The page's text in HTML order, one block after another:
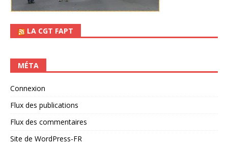
LA CGT FAPT
MÉTA
Connexion
Flux des publications
Flux des commentaires
Site de WordPress-FR